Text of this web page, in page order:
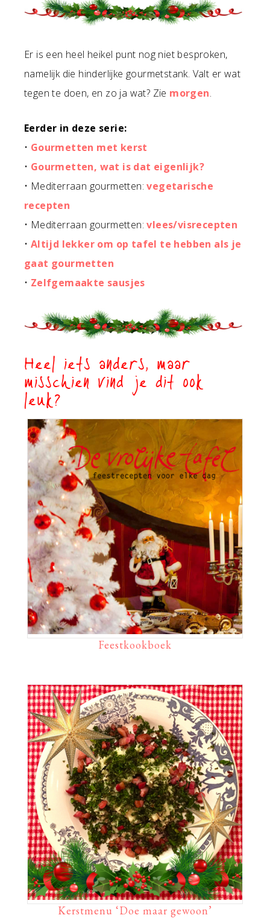
Er is een heel heikel punt nog niet besproken,
namelijk die hinderlijke gourmetstank. Valt er wat
tegen te doen, en zo ja wat? Zie morgen.
Eerder in deze serie:
• Gourmetten met kerst
• Gourmetten, wat is dat eigenlijk?
• Mediterraan gourmetten:vegetarische
recepten
• Mediterraan gourmetten:vlees/visrecepten
• Altijd lekker om op tafel te hebben als je
gaat gourmetten
• Zelfgemaakte sausjes
Heel iets anders, maar
misschien vind je dit ook
leuk?
Feestkookboek
Kerstmenu ‘Doe maar gewoon’